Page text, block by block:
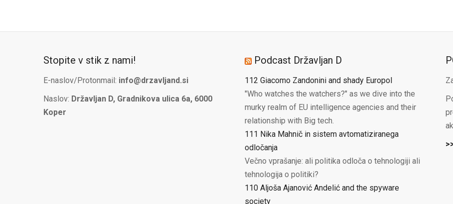
Stopite v stik z nami!
E-naslov/Protonmail: info@drzavljand.si
Naslov: Državljan D, Gradnikova ulica 6a, 6000
Koper
Podcast Državljan D
112 Giacomo Zandonini and shady Europol
"Who watches the watchers?" as we dive into the
murky realm of EU intelligence agencies and their
relationship with Big tech.
111 Nika Mahnič in sistem avtomatiziranega
odločanja
Večno vprašanje: ali politika odloča o tehnologiji ali
tehnologija o politiki?
110 Aljoša Ajanović Andelić and the spyware
society